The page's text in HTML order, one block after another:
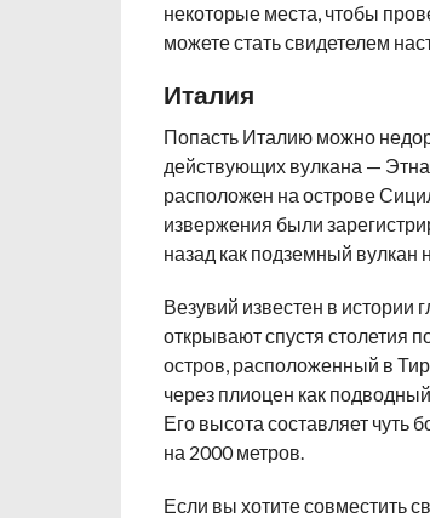
некоторые места, чтобы
можете стать свидетелем
Италия
Попасть Италию можно
действующих вулкана —
расположен на острове
извержения были
назад как подземный вулкан
Везувий известен в
открывают спустя столетия
остров, расположенный в
через плиоцен как
Его высота составляет чуть
на 2000 метров.
Если вы хотите совместить